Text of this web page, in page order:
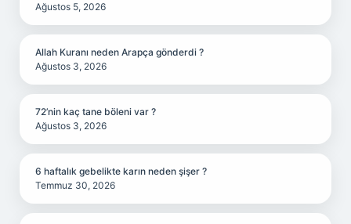
Ağustos 5, 2026
Allah Kuranı neden Arapça gönderdi ?
Ağustos 3, 2026
72’nin kaç tane böleni var ?
Ağustos 3, 2026
6 haftalık gebelikte karın neden şişer ?
Temmuz 30, 2026